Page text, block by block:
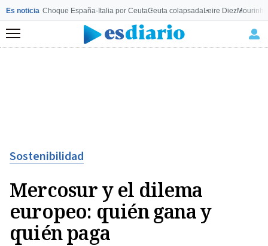
Es noticia Choque España-Italia por CeutaCeuta colapsadaLeire Diez
Menú
Sostenibilidad
Mercosur y el dilema
europeo: quién gana y
quién paga